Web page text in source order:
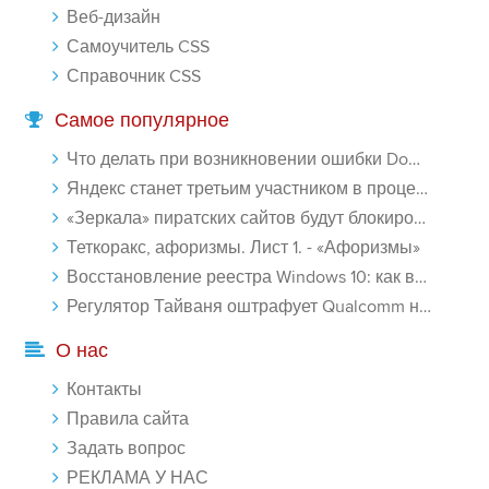
Веб-дизайн
Самоучитель CSS
Справочник CSS
Самое популярное
Что делать при возникновении ошибки Download interrupted в Chrome - «Windows»
Яндекс станет третьим участником в процессе ФАС против Google - «Интернет»
«Зеркала» пиратских сайтов будут блокироваться! - «Интернет»
Теткоракс, афоризмы. Лист 1. - «Афоризмы»
Восстановление реестра Windows 10: как восстановить реестр Виндовс 10 - «Windows»
Регулятор Тайваня оштрафует Qualcomm на $774 млн - «Новости сети»
О нас
Контакты
Правила сайта
Задать вопрос
РЕКЛАМА У НАС